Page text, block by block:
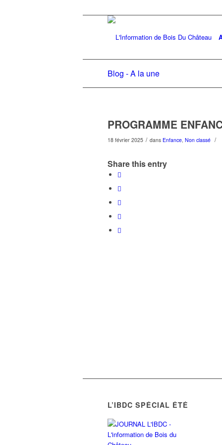
Blog - A la une
PROGRAMME
18 février 2025 / dans Enfance, Non classé /
Share this entry
L’IBDC SPÉCIAL ÉTÉ